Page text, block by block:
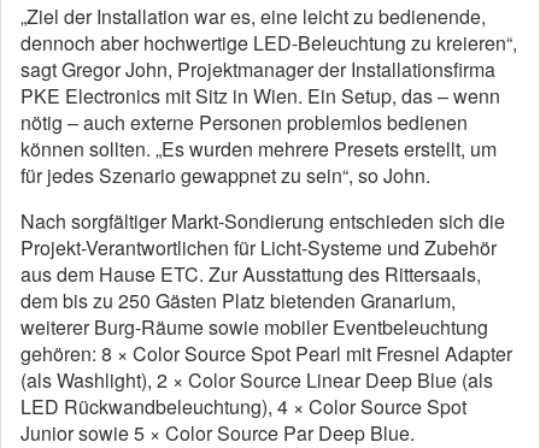
„Ziel der Installation war es, eine leicht zu bedienende,
dennoch aber hochwertige LED-Beleuchtung zu kreieren“,
sagt Gregor John, Projektmanager der Installationsfirma
PKE Electronics mit Sitz in Wien. Ein Setup, das – wenn
nötig – auch externe Personen problemlos bedienen
können sollten. „Es wurden mehrere Presets erstellt, um
für jedes Szenario gewappnet zu sein“, so John.
Nach sorgfältiger Markt-Sondierung entschieden sich die
Projekt-Verantwortlichen für Licht-Systeme und Zubehör
aus dem Hause ETC. Zur Ausstattung des Rittersaals,
dem bis zu 250 Gästen Platz bietenden Granarium,
weiterer Burg-Räume sowie mobiler Eventbeleuchtung
gehören: 8 × Color Source Spot Pearl mit Fresnel Adapter
(als Washlight), 2 × Color Source Linear Deep Blue (als
LED Rückwandbeleuchtung), 4 × Color Source Spot
Junior sowie 5 × Color Source Par Deep Blue.